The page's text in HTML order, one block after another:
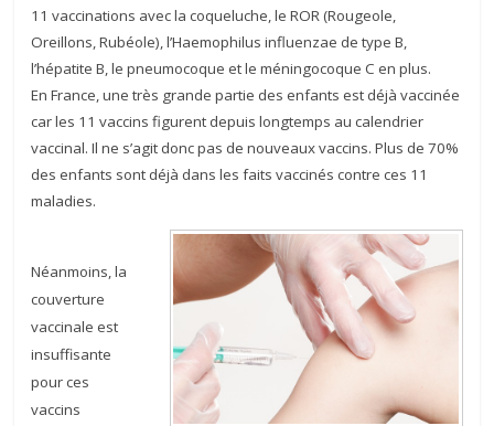
11 vaccinations avec la coqueluche, le ROR (Rougeole,
Oreillons, Rubéole), l’Haemophilus influenzae de type B,
l’hépatite B, le pneumocoque et le méningocoque C en plus.
En France, une très grande partie des enfants est déjà vaccinée
car les 11 vaccins figurent depuis longtemps au calendrier
vaccinal. Il ne s’agit donc pas de nouveaux vaccins. Plus de 70%
des enfants sont déjà dans les faits vaccinés contre ces 11
maladies.
Néanmoins, la
couverture
vaccinale est
insuffisante
pour ces
vaccins